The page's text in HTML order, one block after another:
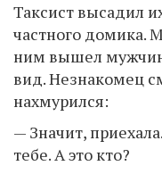
Таксист высадил
частного домика.
ним вышел
вид. Незнакомец
нахмурился:
— Значит,
тебе. А это кто?